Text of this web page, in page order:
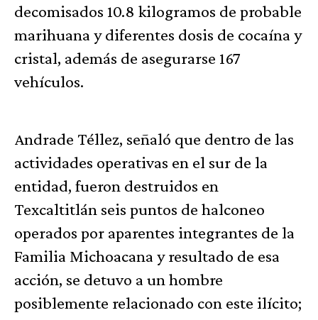
decomisados 10.8 kilogramos de probable
marihuana y diferentes dosis de cocaína y
cristal, además de asegurarse 167
vehículos.
Andrade Téllez, señaló que dentro de las
actividades operativas en el sur de la
entidad, fueron destruidos en
Texcaltitlán seis puntos de halconeo
operados por aparentes integrantes de la
Familia Michoacana y resultado de esa
acción, se detuvo a un hombre
posiblemente relacionado con este ilícito;